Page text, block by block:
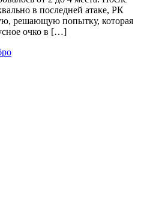
в последней атаке, РК
решающую попытку, которая
очко в […]